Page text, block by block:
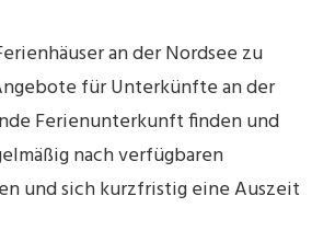
an der Nordsee zu
für Unterkünfte an der
Ferienunterkunft finden und
nach verfügbaren
und sich kurzfristig eine Auszeit